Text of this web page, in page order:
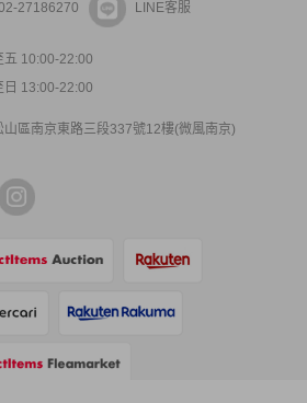
27186270 LINE客服
五 10:00-22:00
日 13:00-22:00
山區南京東路三段337號12樓(微風南京)